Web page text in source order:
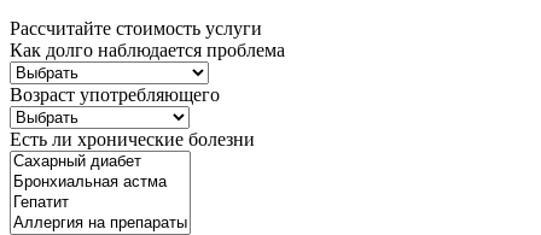
Рассчитайте стоимость услуги
Как долго наблюдается проблема
Возраст употребляющего
Есть ли хронические болезни